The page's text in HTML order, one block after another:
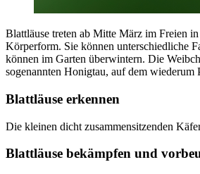
Blattläuse treten ab Mitte März im Freien
Körperform. Sie können unterschiedliche
können im Garten überwintern. Die
sogenannten Honigtau, auf dem wiederum
Blattläuse erkennen
Die kleinen dicht zusammensitzenden
Blattläuse bekämpfen und